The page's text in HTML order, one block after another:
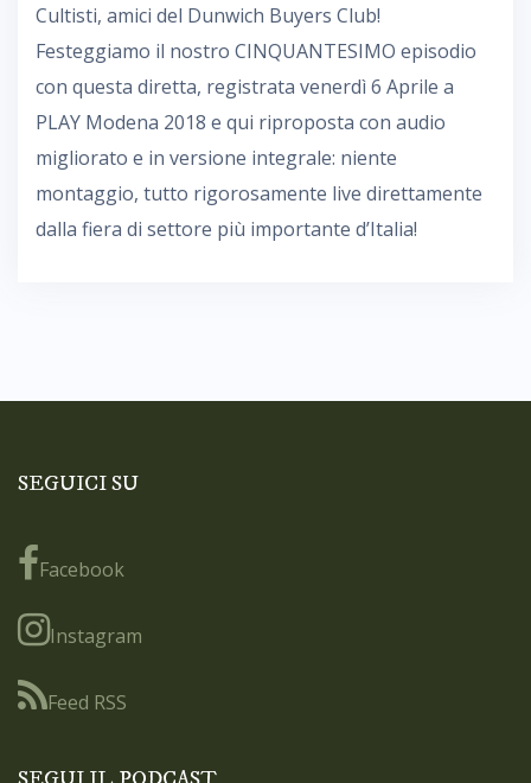
Cultisti, amici del Dunwich Buyers Club!
Festeggiamo il nostro CINQUANTESIMO episodio
con questa diretta, registrata venerdì 6 Aprile a
PLAY Modena 2018 e qui riproposta con audio
migliorato e in versione integrale: niente
montaggio, tutto rigorosamente live direttamente
dalla fiera di settore più importante d’Italia!
SEGUICI SU
Facebook
Instagram
Feed RSS